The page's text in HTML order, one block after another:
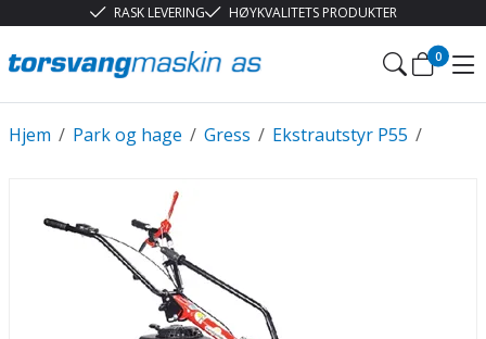
RASK LEVERING HØYKVALITETS PRODUKTER
0
/
Hjem /
Park og hage /
Gress /
Ekstrautstyr P55